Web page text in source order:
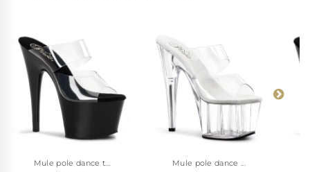
Mule pole dance t... Mule pole dance ...